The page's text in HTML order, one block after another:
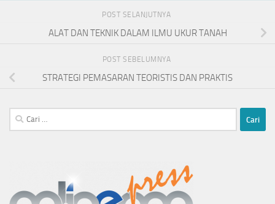
POST SELANJUTNYA
ALAT DAN TEKNIK DALAM ILMU UKUR TANAH
POST SEBELUMNYA
STRATEGI PEMASARAN TEORISTIS DAN PRAKTIS
Cari
untuk: